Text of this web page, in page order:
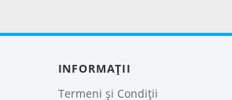
INFORMAȚII
Termeni și Condiții